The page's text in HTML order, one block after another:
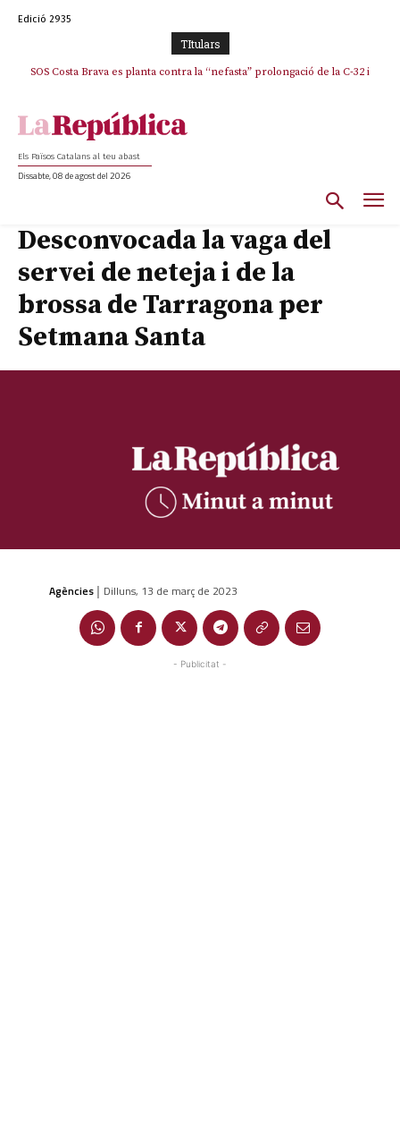
Edició 2935
TItulars
SOS Costa Brava es planta contra la “nefasta” prolongació de la C-32 i
Els Països Catalans al teu abast
Dissabte, 08 de agost del 2026
Desconvocada la vaga del
servei de neteja i de la
brossa de Tarragona per
Setmana Santa
Agències | Dilluns, 13 de març de 2023
- Publicitat -